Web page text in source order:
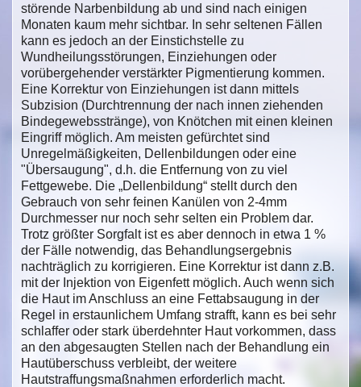
störende Narbenbildung ab und sind nach einigen
Monaten kaum mehr sichtbar. In sehr seltenen Fällen
kann es jedoch an der Einstichstelle zu
Wundheilungsstörungen, Einziehungen oder
vorübergehender verstärkter Pigmentierung kommen.
Eine Korrektur von Einziehungen ist dann mittels
Subzision (Durchtrennung der nach innen ziehenden
Bindegewebsstränge), von Knötchen mit einen kleinen
Eingriff möglich. Am meisten gefürchtet sind
Unregelmäßigkeiten, Dellenbildungen oder eine
"Übersaugung", d.h. die Entfernung von zu viel
Fettgewebe. Die „Dellenbildung“ stellt durch den
Gebrauch von sehr feinen Kanülen von 2-4mm
Durchmesser nur noch sehr selten ein Problem dar.
Trotz größter Sorgfalt ist es aber dennoch in etwa 1 %
der Fälle notwendig, das Behandlungsergebnis
nachträglich zu korrigieren. Eine Korrektur ist dann z.B.
mit der Injektion von Eigenfett möglich. Auch wenn sich
die Haut im Anschluss an eine Fettabsaugung in der
Regel in erstaunlichem Umfang strafft, kann es bei sehr
schlaffer oder stark überdehnter Haut vorkommen, dass
an den abgesaugten Stellen nach der Behandlung ein
Hautüberschuss verbleibt, der weitere
Hautstraffungsmaßnahmen erforderlich macht.